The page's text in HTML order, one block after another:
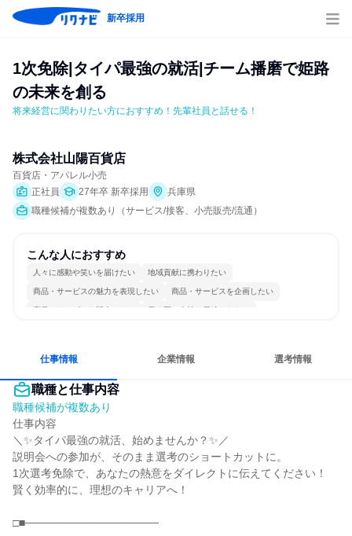
新卒採用
1次免除|タイパ最強の就活|チーム播磨で姫路
の未来を創る
将来経営に関わりたい方におすすめ！先輩社員と話せる！
株式会社山陽百貨店
百貨店・アパレル小売
正社員
27年卒 新卒採用
兵庫県
職種候補が複数あり（サービス/接客、小売販売/流通）
こんな人におすすめ
人々に感動や笑いを届けたい 地域貢献に携わりたい
商品・サービスの魅力を表現したい 商品・サービスを企画したい
商品・サービスを販売したい 長く同じ会社に居続けられる
仕事情報 企業情報 選考情報
職種と仕事内容
職種候補が複数あり
仕事内容
＼✨タイパ最強の就活、始めませんか？✨／
説明会への参加が、そのまま選考のショートカットに。
1次選考免除で、あなたの熱意をダイレクトに伝えてください！
賢く効率的に、理想のキャリアへ！
□■─────────────────